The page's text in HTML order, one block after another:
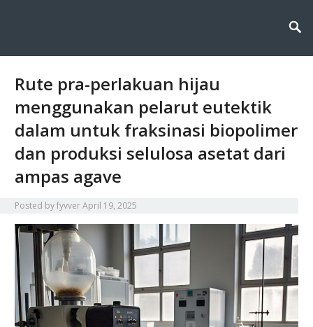
Fyvver: Inovasi dan Edukasi di
Bidang Kimia Lingkungan
Rute pra-perlakuan hijau
menggunakan pelarut eutektik
dalam untuk fraksinasi biopolimer
dan produksi selulosa asetat dari
ampas agave
Posted byfyvverApril 19, 2025